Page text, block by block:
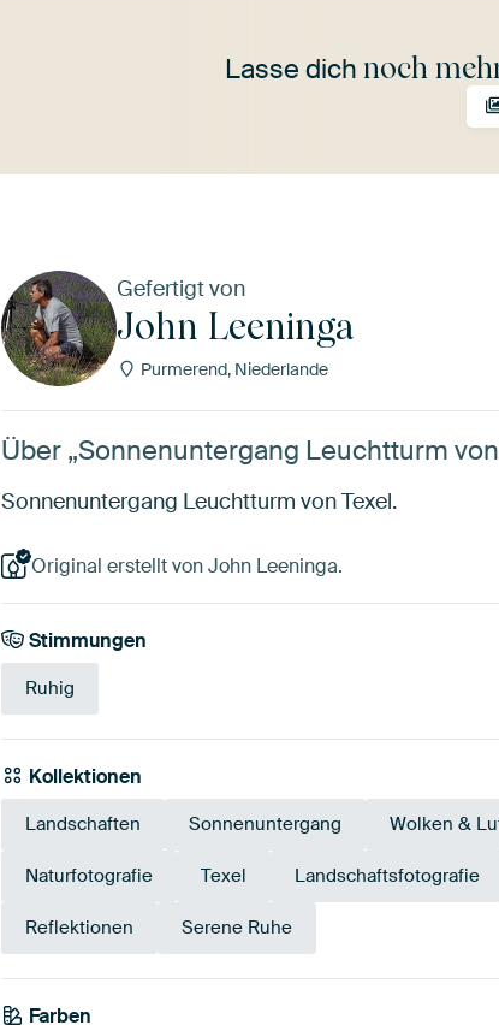
Lasse dich noch
Gefertigt von
John Leeninga
Purmerend, Niederlande
Über „Sonnenuntergang Leuchtturm
Sonnenuntergang Leuchtturm von Texel.
Original erstellt von John Leeninga.
Stimmungen
Ruhig
Kollektionen
Landschaften Sonnenuntergang Wolken &
Naturfotografie Texel Landschaftsfotografie
Reflektionen Serene Ruhe
Farben
Taupe